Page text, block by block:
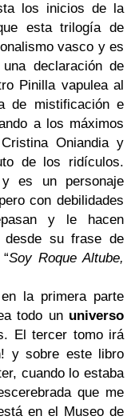
los inicios de la
esta trilogía de
vasco y es
declaración de
Pinilla vapulea al
de mistificación e
a los máximos
Oniandia y
de los ridículos.
es un personaje
con debilidades
y le hacen
desde su frase de
Soy Roque Altube,
la primera parte
todo un universo
El tercer tomo irá
y sobre este libro
cuando lo estaba
que me
en el Museo de